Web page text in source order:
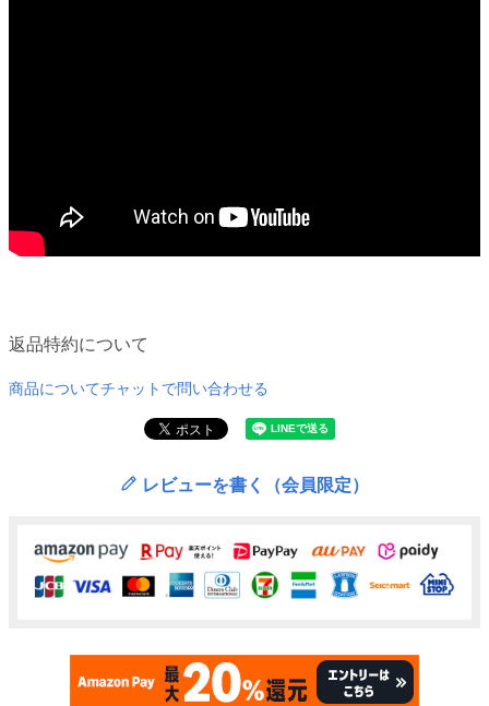
返品特約について
商品についてチャットで問い合わせる
レビューを書く（会員限定）